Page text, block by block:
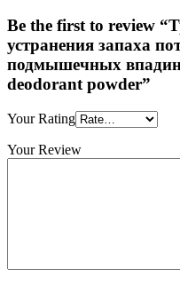
Be the first to review
устранения запаха
подмышечных
deodorant powder”
Your Rating
Your Review